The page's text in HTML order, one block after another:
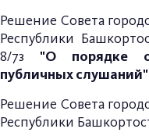
Решение Совета
Республики
8/7з "О порядке
публичных слушаний"
Решение Совета
Республики